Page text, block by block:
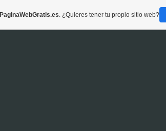
PaginaWebGratis.es. ¿Quieres tener tu propio sitio web?